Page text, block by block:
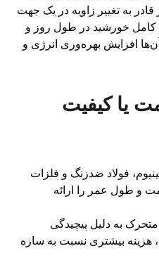
به تغییر زاویه در یک جهت
کامل خورشید در طول روز و
افزایش بهره‌وری انرژی و
یا کیفیت
فولاد ضدزنگ و فلزات
و طول عمر را ارائه
به دلیل پیچیدگی
هزینه بیشتری نسبت به سازه